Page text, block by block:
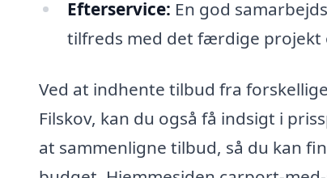
Efterservice: En god
tilfreds med det færdige projekt
Ved at indhente tilbud fra
Filskov, kan du også få indsigt i
at sammenligne tilbud, så du kan